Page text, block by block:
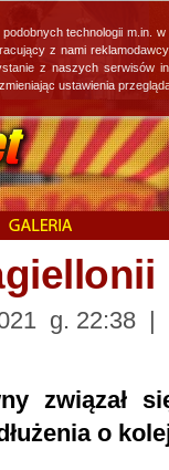
g. 22:38 |
związał
o
technologii
z nami
z naszych
ustawienia